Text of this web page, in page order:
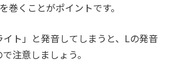
巻くことがポイントです。
ト」と発音してしまうと、Lの発音
注意しましょう。